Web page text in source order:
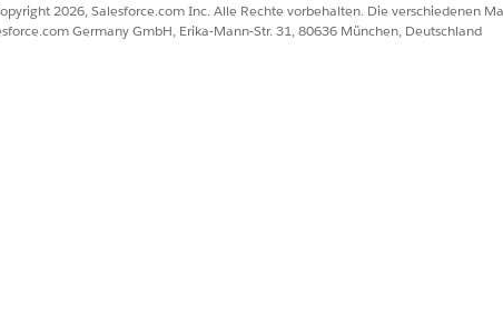
2026, Salesforce.com Inc. Alle Rechte vorbehalten. Die verschiedenen
Germany GmbH, Erika-Mann-Str. 31, 80636 München, Deutschland